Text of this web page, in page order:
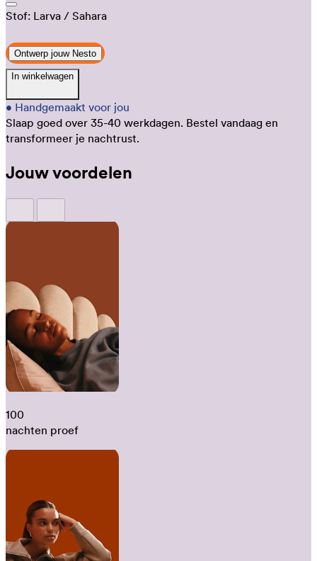
Stof: Larva / Sahara
Ontwerp jouw Nesto
In winkelwagen
• Handgemaakt voor jou
Slaap goed over 35-40 werkdagen. Bestel vandaag en
transformeer je nachtrust.
Jouw voordelen
100
nachten proef